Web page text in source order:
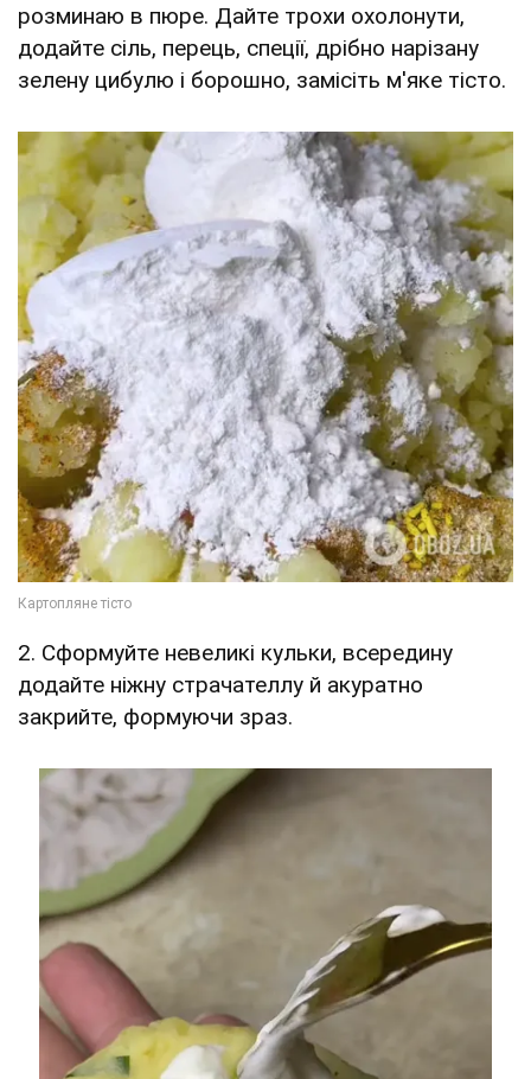
розминаю в пюре. Дайте трохи охолонути,
додайте сіль, перець, спеції, дрібно нарізану
зелену цибулю і борошно, замісіть м'яке тісто.
2. Сформуйте невеликі кульки, всередину
додайте ніжну страчателлу й акуратно
закрийте, формуючи зраз.